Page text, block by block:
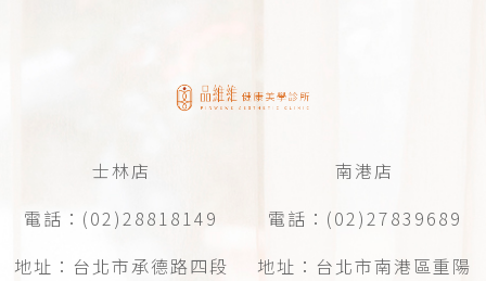
士林店
電話：(02)28818149
地址：台北市承德路四段
南港店
電話：(02)27839689
地址：台北市南港區重陽